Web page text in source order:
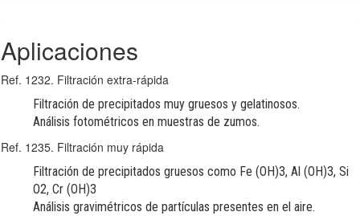
Aplicaciones
Ref. 1232. Filtración extra-rápida
Filtración de precipitados muy gruesos y gelatinosos.
Análisis fotométricos en muestras de zumos.
Ref. 1235. Filtración muy rápida
Filtración de precipitados gruesos como Fe (OH)3, Al (OH)3, Si
O2, Cr (OH)3
Análisis gravimétricos de partículas presentes en el aire.